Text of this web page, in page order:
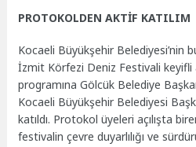
PROTOKOLDEN AKTİF KATILIM
Kocaeli Büyükşehir Belediyesi’nin
İzmit Körfezi Deniz Festivali keyifli
programına Gölcük Belediye
Kocaeli Büyükşehir Belediyesi
katıldı. Protokol üyeleri açılışta
festivalin çevre duyarlılığı ve